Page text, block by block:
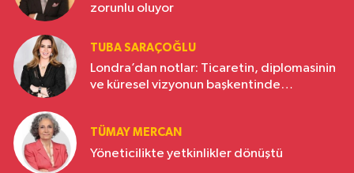
zorunlu oluyor
TUBA SARAÇOĞLU
Londra’dan notlar: Ticaretin, diplomasinin
ve küresel vizyonun başkentinde
TÜMAY MERCAN
Yöneticilikte yetkinlikler dönüştü